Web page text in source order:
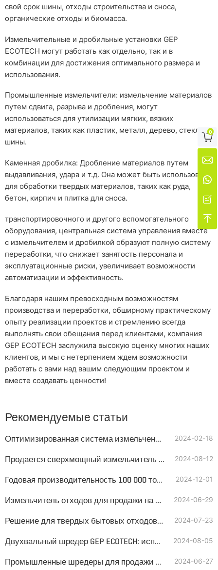
свой срок шины, отходы строительства и сноса,
органические отходы и биомасса.
Измельчительные и дробильные установки GEP
ECOTECH могут работать как отдельно, так и в
комбинации для достижения оптимального размера и
использования.
Промышленные измельчители: измельчение материалов
путем сдвига, разрыва и дробления, могут
использоваться для утилизации мягких, вязких
материалов, таких как пластик, металл, дерево, стекло и
шины.
Каменная дробилка: Дробление материалов путем
выдавливания, удара и т.д. Она может быть использована
для обработки твердых материалов, таких как руда,
бетон, кирпич и плитка для сноса.
транспортировочного и другого вспомогательного
оборудования, центральная система управления вместе
с измельчителем и дробилкой образуют полную систему
переработки, что снижает занятость персонала и
эксплуатационные риски, увеличивает возможности
автоматизации и эффективность.
Благодаря нашим превосходным возможностям
производства и переработки, обширному практическому
опыту реализации проектов и стремлению всегда
выполнять свои обещания перед клиентами, компания
GEP ECOTECH заслужила высокую оценку многих наших
клиентов, и мы с нетерпением ждем возможности
работать с вами над вашим следующим проектом и
вместе создавать ценности!
Рекомендуемые статьи
Оптимизированная система измельчения для работы с отходами OCC 2024-02-18
Продается сверхмощный измельчитель с одним валом 2024-08-12
Годовая производительность 100 000 тонн! Линия по производству RDF из отходов текстиля в дельте реки Янцзы поддерживает цели Китая в области двойного углерода 2024-12-01
Измельчитель отходов для продажи на Латвии 2024-06-29
Решение для твердых бытовых отходов: захоронение, компостирование и сжигание 2024-07-23
Двухвальный шредер GEP ECOTECH: используется для измельчения отходов кожи с целью получения энергии 2024-08-05
Промышленные шредеры для продажи в России и Эквадоре 2024-06-27

0



